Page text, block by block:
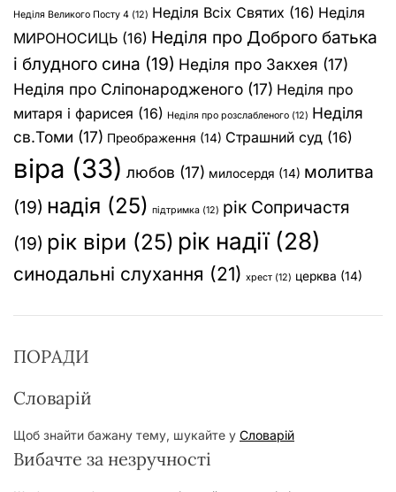
Неділя Великого Посту 4 (12) Неділя Всіх Святих (16) Неділя
МИРОНОСИЦЬ (16) Неділя про Доброго батька
і блудного сина (19) Неділя про Закхея (17)
Неділя про Сліпонародженого (17) Неділя про
митаря і фарисея (16) Неділя про розслабленого (12) Неділя
св.Томи (17) Преображення (14) Страшний суд (16)
віра (33) любов (17) милосердя (14) молитва
(19) надія (25) підтримка (12) рік Сопричастя
(19) рік віри (25) рік надії(28)
синодальні слухання (21) хрест (12) церква (14)
ПОРАДИ
Словарій
Щоб знайти бажану тему, шукайте у Словарій
Вибачте за незручності